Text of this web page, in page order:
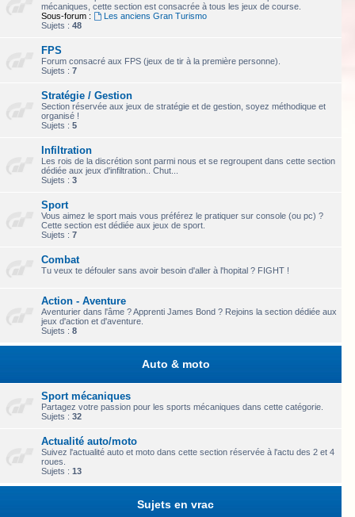
mécaniques, cette section est consacrée à tous les jeux de course.
Sous-forum :
Les anciens Gran Turismo
Sujets : 48
FPS
Forum consacré aux FPS (jeux de tir à la première personne).
Sujets : 7
Stratégie / Gestion
Section réservée aux jeux de stratégie et de gestion, soyez méthodique et
organisé !
Sujets : 5
Infiltration
Les rois de la discrétion sont parmi nous et se regroupent dans cette section
dédiée aux jeux d'infiltration.. Chut...
Sujets : 3
Sport
Vous aimez le sport mais vous préférez le pratiquer sur console (ou pc) ?
Cette section est dédiée aux jeux de sport.
Sujets : 7
Combat
Tu veux te défouler sans avoir besoin d'aller à l'hopital ? FIGHT !
Action - Aventure
Aventurier dans l'âme ? Apprenti James Bond ? Rejoins la section dédiée aux
jeux d'action et d'aventure.
Sujets : 8
Auto & moto
Sport mécaniques
Partagez votre passion pour les sports mécaniques dans cette catégorie.
Sujets : 32
Actualité auto/moto
Suivez l'actualité auto et moto dans cette section réservée à l'actu des 2 et 4
roues.
Sujets : 13
Sujets en vrac